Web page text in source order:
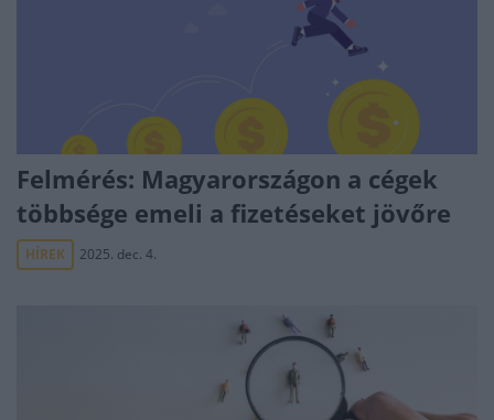
Felmérés: Magyarországon a cégek
többsége emeli a fizetéseket jövőre
HÍREK 2025. dec. 4.